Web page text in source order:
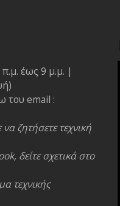
έως 9 μ.μ. |
του email :
ζητήσετε τεχνική
δείτε σχετικά στο
τεχνικής